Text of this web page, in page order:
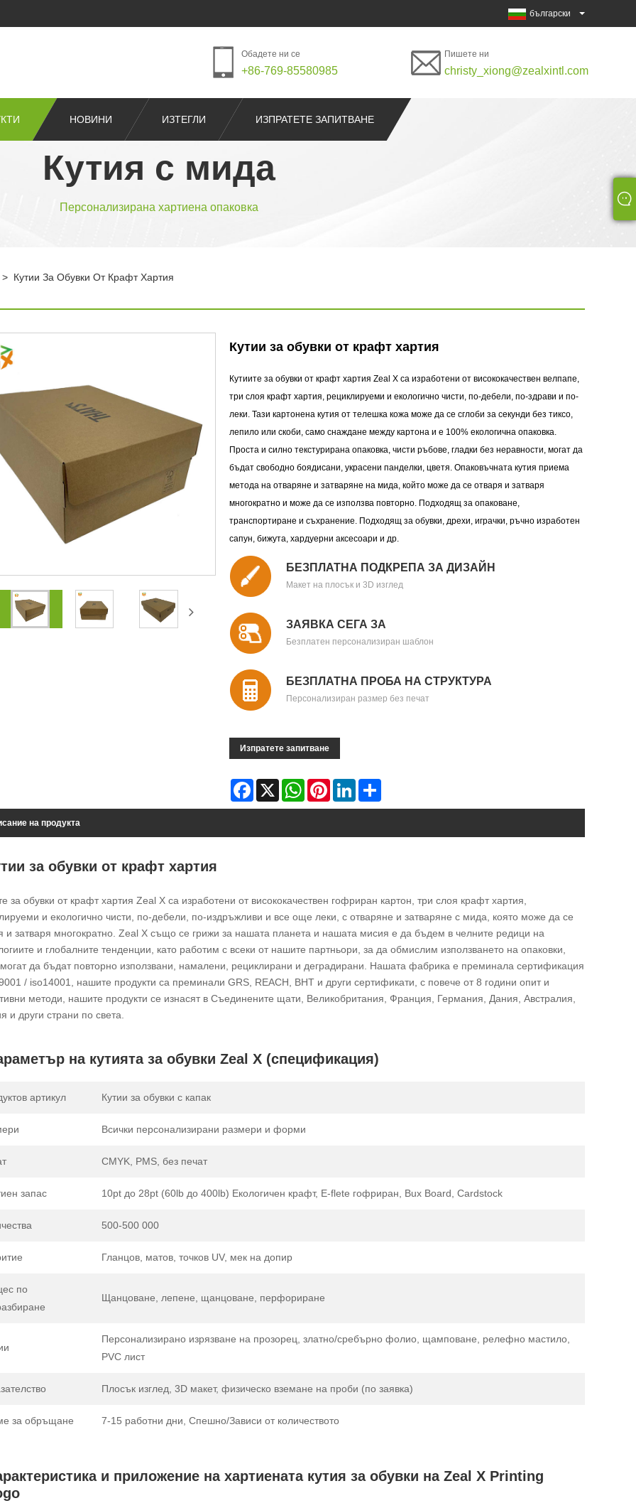
български
Обадете ни се
+86-769-85580985
Пишете ни
christy_xiong@zealxintl.com
НОВИНИ ИЗТЕГЛИ ИЗПРАТЕТЕ ЗАПИТВАНЕ
Кутия с мида
Персонализирана хартиена опаковка
> Кутии За Обувки От Крафт Хартия
Кутии за обувки от крафт хартия
Кутиите за обувки от крафт хартия Zeal X са изработени от висококачествен велпапе,
три слоя крафт хартия, рециклируеми и екологично чисти, по-дебели, по-здрави и по-
леки. Тази картонена кутия от телешка кожа може да се сглоби за секунди без тиксо,
лепило или скоби, само снаждане между картона и е 100% екологична опаковка.
Проста и силно текстурирана опаковка, чисти ръбове, гладки без неравности, могат да
бъдат свободно боядисани, украсени панделки, цветя. Опаковъчната кутия приема
метода на отваряне и затваряне на мида, който може да се отваря и затваря
многократно и може да се използва повторно. Подходящ за опаковане,
транспортиране и съхранение. Подходящ за обувки, дрехи, играчки, ръчно изработен
сапун, бижута, хардуерни аксесоари и др.
БЕЗПЛАТНА ПОДКРЕПА ЗА ДИЗАЙН
Макет на плосък и 3D изглед
ЗАЯВКА СЕГА ЗА
Безплатен персонализиран шаблон
БЕЗПЛАТНА ПРОБА НА СТРУКТУРА
Персонализиран размер без печат
Изпратете запитване
Facebook WhatsAppPinterestLinkedIn
на продукта
за обувки от крафт хартия
за обувки от крафт хартия Zeal X са изработени от висококачествен гофриран картон, три слоя крафт хартия,
и екологично чисти, по-дебели, по-издръжливи и все още леки, с отваряне и затваряне с мида, която може да се
и затваря многократно. Zeal X също се грижи за нашата планета и нашата мисия е да бъдем в челните редици на
и глобалните тенденции, като работим с всеки от нашите партньори, за да обмислим използването на опаковки,
могат да бъдат повторно използвани, намалени, рециклирани и деградирани. Нашата фабрика е преминала сертификация
/ iso14001, нашите продукти са преминали GRS, REACH, BHT и други сертификати, с повече от 8 години опит и
методи, нашите продукти се изнасят в Съединените щати, Великобритания, Франция, Германия, Дания, Австралия,
и други страни по света.
на кутията за обувки Zeal X (спецификация)
артикул Кутии за обувки с капак
Всички персонализирани размери и форми
CMYK, PMS, без печат
запас 10pt до 28pt (60lb до 400lb) Екологичен крафт, E-flete гофриран, Bux Board, Cardstock
500-500 000
Гланцов, матов, точков UV, мек на допир
по
Щанцоване, лепене, щанцоване, перфориране
Персонализирано изрязване на прозорец, златно/сребърно фолио, щамповане, релефно мастило,
PVC лист
Плосък изглед, 3D макет, физическо вземане на проби (по заявка)
за обръщане 7-15 работни дни, Спешно/Зависи от количеството
и приложение на хартиената кутия за обувки на Zeal X Printing